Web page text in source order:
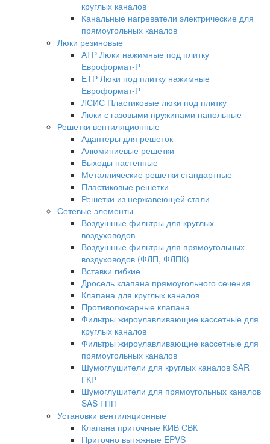
круглых каналов
Канальные нагреватели электрические для
прямоугольных каналов
Люки резиновые
АТР Люки нажимные под плитку
Евроформат-Р
ЕТР Люки под плитку нажимные
Евроформат-Р
ЛСИС Пластиковые люки под плитку
Люки с газовыми пружинами напольные
Решетки вентиляционные
Адаптеры для решеток
Алюминиевые решетки
Выходы настенные
Металлические решетки стандартные
Пластиковые решетки
Решетки из нержавеющей стали
Сетевые элементы
Воздушные фильтры для круглых
воздуховодов
Воздушные фильтры для прямоугольных
воздуховодов (ФЛП, ФЛПК)
Вставки гибкие
Дросель клапана прямоугольного сечения
Клапана для круглых каналов
Противопожарные клапана
Фильтры жироулавливающие кассетные для
круглых каналов
Фильтры жироулавливающие кассетные для
прямоугольных каналов
Шумоглушители для круглых каналов SAR
ГКР
Шумоглушители для прямоугольных каналов
SAS ГПП
Установки вентиляционные
Клапана приточные КИВ СВК
Приточно вытяжные EPVS